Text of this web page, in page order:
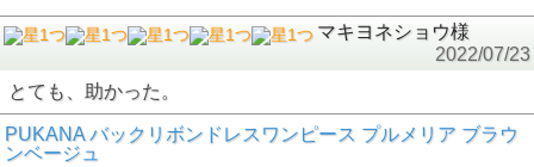
マキヨネショウ様
2022/07/23
とても、助かった。
PUKANA バックリボンドレスワンピース プルメリア ブラウ
ンベージュ